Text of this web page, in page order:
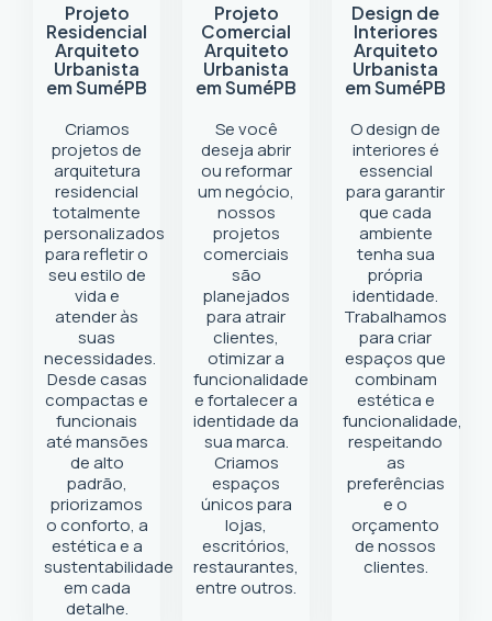
Projeto
Residencial
Arquiteto
Urbanista
em SuméPB
Criamos
projetos de
arquitetura
residencial
totalmente
personalizados
para refletir o
seu estilo de
vida e
atender às
suas
necessidades.
Desde casas
compactas e
funcionais
até mansões
de alto
padrão,
priorizamos
o conforto, a
estética e a
sustentabilidade
em cada
detalhe.
Projeto
Comercial
Arquiteto
Urbanista
em SuméPB
Se você
deseja abrir
ou reformar
um negócio,
nossos
projetos
comerciais
são
planejados
para atrair
clientes,
otimizar a
funcionalidade
e fortalecer a
identidade da
sua marca.
Criamos
espaços
únicos para
lojas,
escritórios,
restaurantes,
entre outros.
Design de
Interiores
Arquiteto
Urbanista
em SuméPB
O design de
interiores é
essencial
para garantir
que cada
ambiente
tenha sua
própria
identidade.
Trabalhamos
para criar
espaços que
combinam
estética e
funcionalidade,
respeitando
as
preferências
e o
orçamento
de nossos
clientes.